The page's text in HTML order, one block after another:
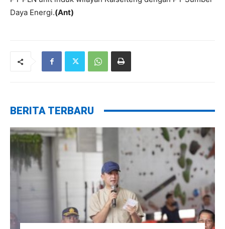
Daya Energi.(Ant)
BERITA TERBARU